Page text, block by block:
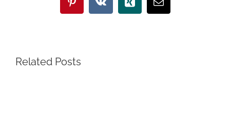
Pinterest
Vk Xing Email
Related Posts